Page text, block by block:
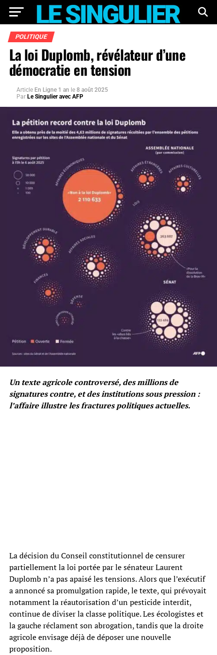
POLITIQUE
La loi Duplomb, révélateur d’une
démocratie en tension
Article En Ligne 1 an le 8 août 2025
Par Le Singulier avec AFP
Un texte agricole controversé, des millions de
signatures contre, et des institutions sous pression :
l’affaire illustre les fractures politiques actuelles.
La décision du Conseil constitutionnel de censurer
partiellement la loi portée par le sénateur Laurent
Duplomb n’a pas apaisé les tensions. Alors que l’exécutif
a annoncé sa promulgation rapide, le texte, qui prévoyait
notamment la réautorisation d’un pesticide interdit,
continue de diviser la classe politique. Les écologistes et
la gauche réclament son abrogation, tandis que la droite
agricole envisage déjà de déposer une nouvelle
proposition.